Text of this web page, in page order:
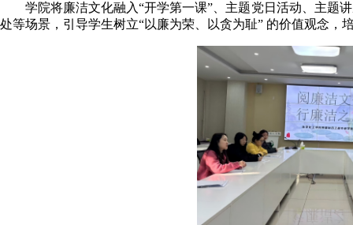
学院将廉洁文化融入“开学第一课”、主题党日活动、主题
处等场景，引导学生树立“以廉为荣、以贪为耻” 的价值观念，